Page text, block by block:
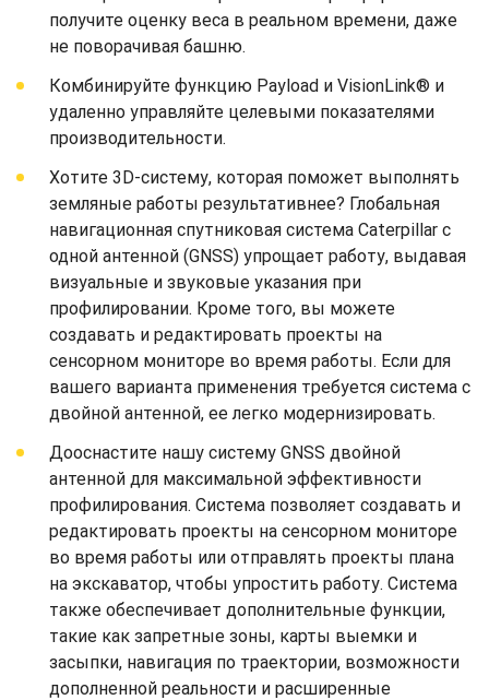
получите оценку веса в реальном времени, даже
не поворачивая башню.
Комбинируйте функцию Payload и VisionLink® и
удаленно управляйте целевыми показателями
производительности.
Хотите 3D-систему, которая поможет выполнять
земляные работы результативнее? Глобальная
навигационная спутниковая система Caterpillar с
одной антенной (GNSS) упрощает работу, выдавая
визуальные и звуковые указания при
профилировании. Кроме того, вы можете
создавать и редактировать проекты на
сенсорном мониторе во время работы. Если для
вашего варианта применения требуется система с
двойной антенной, ее легко модернизировать.
Дооснастите нашу систему GNSS двойной
антенной для максимальной эффективности
профилирования. Система позволяет создавать и
редактировать проекты на сенсорном мониторе
во время работы или отправлять проекты плана
на экскаватор, чтобы упростить работу. Система
также обеспечивает дополнительные функции,
такие как запретные зоны, карты выемки и
засыпки, навигация по траектории, возможности
дополненной реальности и расширенные